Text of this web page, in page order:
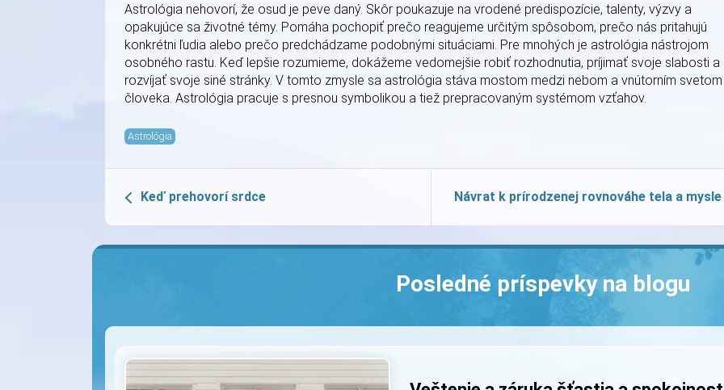
Astrológia nehovorí, že osud je peve daný. Skôr poukazuje na vrodené predispozície, talenty, výzvy a
opakujúce sa životné témy. Pomáha pochopiť prečo reagujeme určitým spôsobom, prečo nás pritahujú
konkrétni ľudia alebo prečo predchádzame podobnými situáciami. Pre mnohých je astrológia nástrojom
osobného rastu. Keď lepšie rozumieme, dokážeme vedomejšie robiť rozhodnutia, príjimať svoje slabosti a
rozvíjať svoje siné stránky. V tomto zmysle sa astrológia stáva mostom medzi nebom a vnútorním svetom
človeka. Astrológia pracuje s presnou symbolikou a tiež prepracovaným systémom vzťahov.
Astrológia
Keď prehovorí srdce Návrat k prírodzenej rovnováhe tela a mysle
Posledné príspevky na blogu